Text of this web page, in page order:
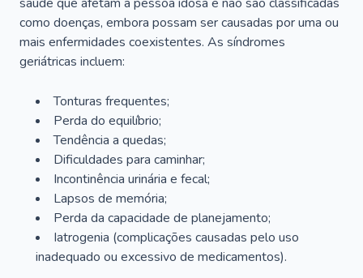
como doenças, embora possam ser causadas por uma ou
mais enfermidades coexistentes. As síndromes
geriátricas incluem:
Tonturas frequentes;
Perda do equilíbrio;
Tendência a quedas;
Dificuldades para caminhar;
Incontinência urinária e fecal;
Lapsos de memória;
Perda da capacidade de planejamento;
Iatrogenia (complicações causadas pelo uso
inadequado ou excessivo de medicamentos).